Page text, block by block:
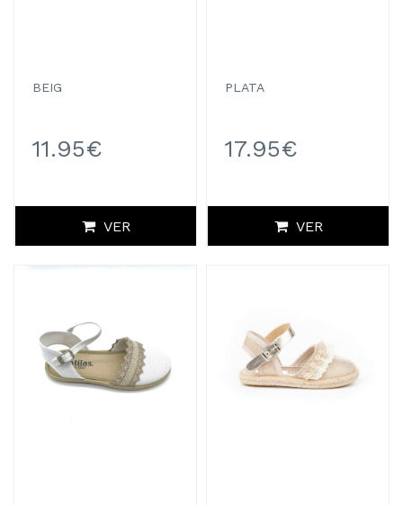
BEIG
11.95€
VER
PLATA
17.95€
VER